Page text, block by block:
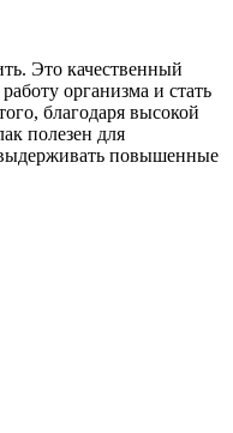
Это качественный
организма и стать
благодаря высокой
полезен для
повышенные